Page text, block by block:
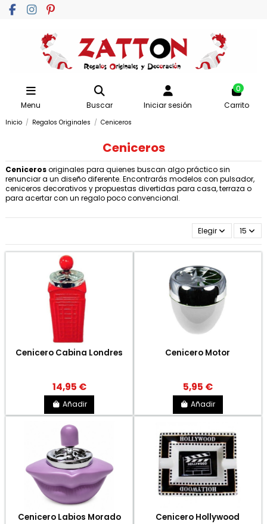
Menu Buscar Iniciar sesión
0
Carrito
Inicio Regalos Originales Ceniceros
Ceniceros
Cenicerosoriginales para quienes buscan algo práctico sin
renunciar a un diseño diferente. Encontrarás modelos con pulsador,
ceniceros decorativos y propuestas divertidas para casa, terraza o
para acertar con un regalo poco convencional.
Elegir 15
Cenicero Cabina Londres
14,95 €
Añadir
Cenicero Motor
5,95 €
Añadir
Cenicero Labios Morado Cenicero Hollywood